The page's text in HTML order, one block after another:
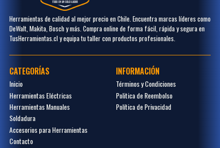
Herramientas de calidad al mejor precio en Chile. Encuentra marcas líderes como
DeWalt, Makita, Bosch y más. Compra online de forma fácil, rápida y segura en
TusHerramientas.cl y equipa tu taller con productos profesionales.
CATEGORÍAS
Inicio
Herramientas Eléctricas
Herramientas Manuales
Soldadura
Accesorios para Herramientas
Contacto
INFORMACIÓN
Términos y Condiciones
Politica de Reembolso
Política de Privacidad